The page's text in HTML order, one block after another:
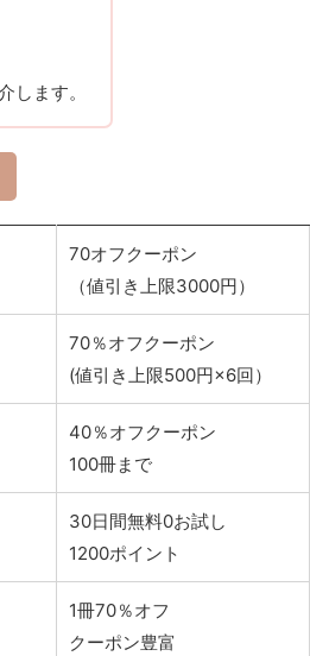
します。
70オフクーポン
（値引き上限3000円）
70％オフクーポン
(値引き上限500円×6回）
40％オフクーポン
100冊まで
30日間無料0お試し
1200ポイント
1冊70％オフ
クーポン豊富